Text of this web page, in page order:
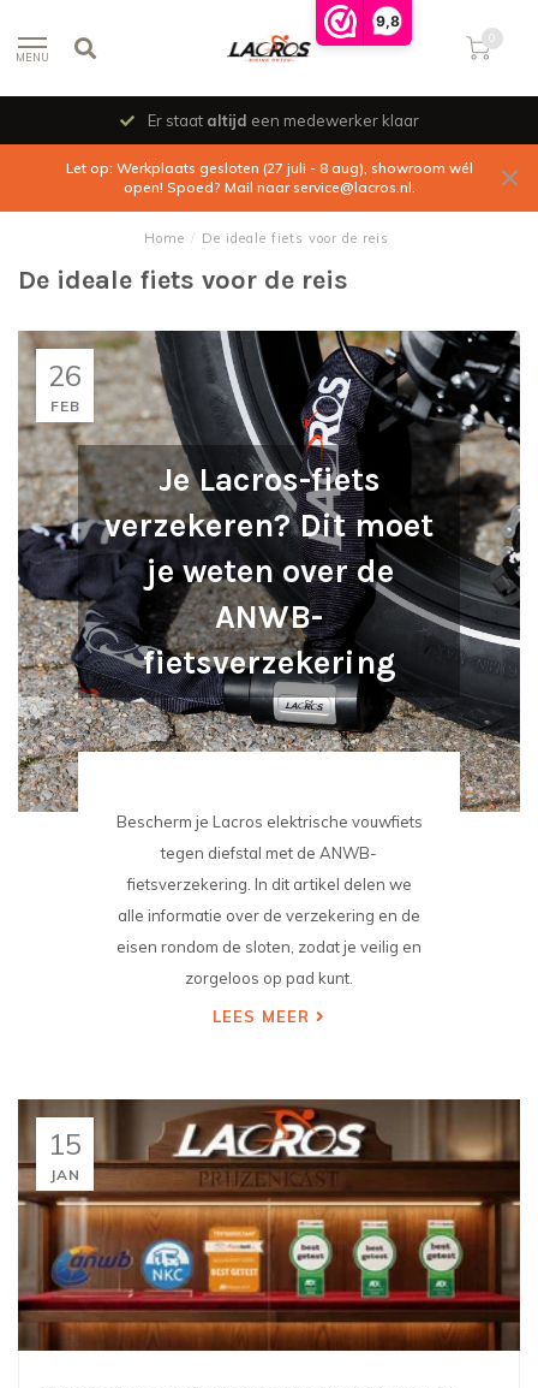
9,8
MENU
0
Er staat altijd een medewerker klaar
Let op: Werkplaats gesloten (27 juli - 8 aug), showroom wél
open! Spoed? Mail naarservice@lacros.nl.
Home / De ideale fiets voor de reis
De ideale fiets voor de reis
26
FEB
Je Lacros-fiets
verzekeren? Dit moet
je weten over de
ANWB-
fietsverzekering
Bescherm je Lacros elektrische vouwfiets
tegen diefstal met de ANWB-
fietsverzekering. In dit artikel delen we
alle informatie over de verzekering en de
eisen rondom de sloten, zodat je veilig en
zorgeloos op pad kunt.
LEES MEER
15
JAN